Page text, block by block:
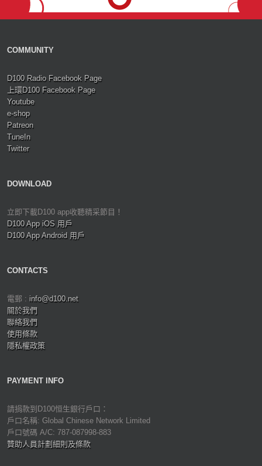
COMMUNITY
D100 Radio Facebook Page
上環D100 Facebook Page
Youtube
e-shop
Patreon
TuneIn
Twitter
DOWNLOAD
立即下載D100 app收聽精采節目！
D100 App iOS 用戶
D100 App Android 用戶
CONTACTS
電郵 : info@d100.net
關於我們
聯絡我們
使用條款
隱私權政策
PAYMENT INFO
請捐款到D100恒生銀行戶口：
戶口名稱: Global Chinese Network Limited
戶口號碼 A/C: 787-087998-883
贊助人員計劃細則及條款